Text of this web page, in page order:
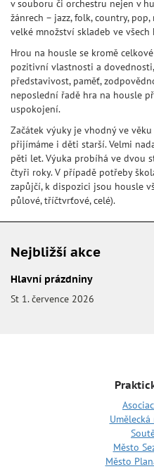
v souboru či orchestru nejen v
žánrech – jazz, folk, country,
velké množství skladeb ve
Hrou na housle se kromě
pozitivní vlastnosti a
představivost, paměť,
neposlední řadě hra na housle
uspokojení.
Začátek výuky je vhodný ve
přijímáme i děti starší. Velmi
pěti let. Výuka probíhá ve dvou
čtyři roky. V případě potřeby
zapůjčí, k dispozici jsou housle
půlové, tříčtvrťové, celé).
Nejbližší akce
Hlavní prázdniny
St 1. července 2026
Umělecká
Město
Město